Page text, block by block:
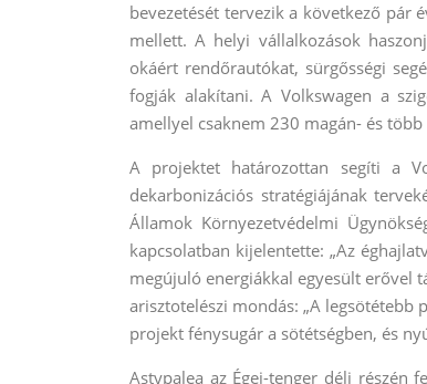
bevezetését tervezik a következő pár
mellett. A helyi vállalkozások
okáért rendőrautókat, sürgősségi
fogják alakítani. A Volkswagen a
amellyel csaknem 230 magán- és
A projektet határozottan segíti a
dekarbonizációs stratégiájának
Államok Környezetvédelmi
kapcsolatban kijelentette: „Az
megújuló energiákkal egyesült erővel
arisztotelészi mondás: „A legsötétebb
projekt fénysugár a sötétségben, és
Astypalea az Égei-tenger déli részén